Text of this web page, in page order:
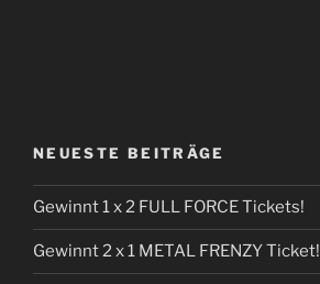
NEUESTE BEITRÄGE
Gewinnt 1 x 2 FULL FORCE Tickets!
Gewinnt 2 x 1 METAL FRENZY Ticket!